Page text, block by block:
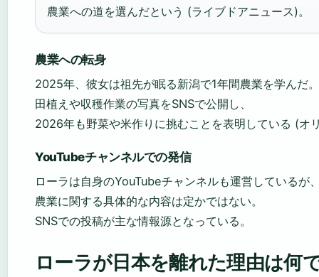
農業への道を選んだという (ライブドアニュース)。
農業への転身
2025年、彼女は祖先が眠る新潟で1年間農業を学んだ。
田植えや収穫作業の写真をSNSで公開し、
2026年も野菜や米作りに挑むことを表明している (オ
YouTubeチャンネルでの発信
ローラは自身のYouTubeチャンネルも運営しているが
農業に関する具体的な内容は定かではない。
SNSでの投稿が主な情報源となっている。
ローラが日本を離れた理由は何